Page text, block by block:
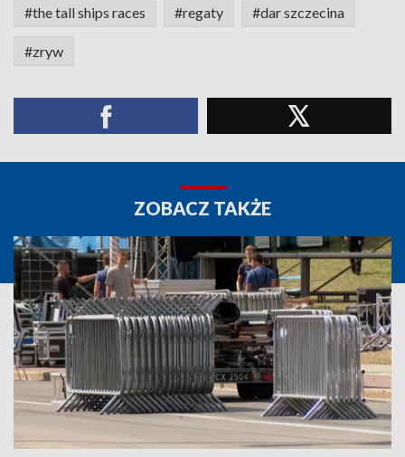
#the tall ships races #regaty #dar szczecina
#zryw
ZOBACZ TAKŻE